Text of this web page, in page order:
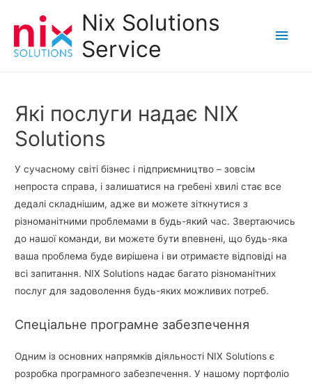
Nix Solutions
Service
Main
Які послуги надає NIX
Solutions
У сучасному світі бізнес і підприємництво – зовсім
непроста справа, і залишатися на гребені хвилі стає все
дедалі складнішим, адже ви можете зіткнутися з
різноманітними проблемами в будь-який час. Звертаючись
до нашої команди, ви можете бути впевнені, що будь-яка
ваша проблема буде вирішена і ви отримаєте відповіді на
всі запитання. NIX Solutions надає багато різноманітних
послуг для задоволення будь-яких можливих потреб.
Спеціальне програмне забезпечення
Одним із основних напрямків діяльності NIX Solutions є
розробка програмного забезпечення. У нашому портфоліо